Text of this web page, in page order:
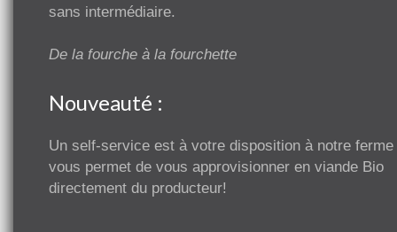
sans intermédiaire.
De la fourche à la fourchette
Nouveauté :
Un self-service est à votre disposition à notre ferme
vous permet de vous approvisionner en viande Bio
directement du producteur!